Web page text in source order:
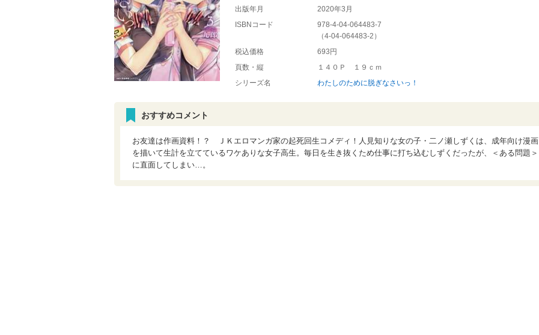
出版年月
2020年3月
ISBNコード
978-4-04-064483-7
（4-04-064483-2 ）
税込価格
693円
頁数・縦
１４０Ｐ １９ｃｍ
シリーズ名
わたしのために脱ぎなさいっ！
おすすめコメント
お友達は作画資料！？ ＪＫエロマンガ家の起死回生コメディ！人見知りな女の子・二ノ瀬しずくは、成年向け漫画
を描いて生計を立てているワケありな女子高生。毎日を生き抜くため仕事に打ち込むしずくだったが、＜ある問題＞
に直面してしまい…。